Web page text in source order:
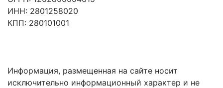
ИНН: 2801258020
КПП: 280101001
Информация, размещенная на сайте носит
исключительно информационный характер и не